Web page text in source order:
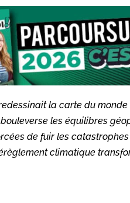
la carte du
les équilibres
de fuir les
climatique